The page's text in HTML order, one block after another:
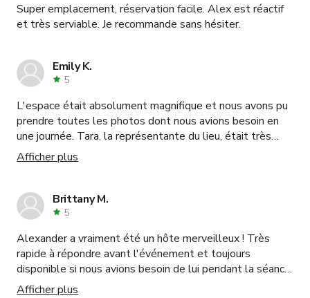
Super emplacement, réservation facile. Alex est réactif
et très serviable. Je recommande sans hésiter.
Emily K.
5
L'espace était absolument magnifique et nous avons pu
prendre toutes les photos dont nous avions besoin en
une journée. Tara, la représentante du lieu, était très
accommodante et facile à travailler. Nous
recommanderions définitivement cet endroit pour des
Afficher plus
Brittany M.
5
Alexander a vraiment été un hôte merveilleux ! Très
rapide à répondre avant l'événement et toujours
disponible si nous avions besoin de lui pendant la séance
Afficher plus